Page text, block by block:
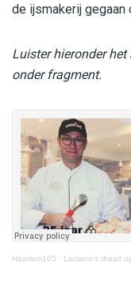
de ijsmakerij gegaan
Luister hieronder
onder fragment.
Haarlem105 · Luciano’s draait